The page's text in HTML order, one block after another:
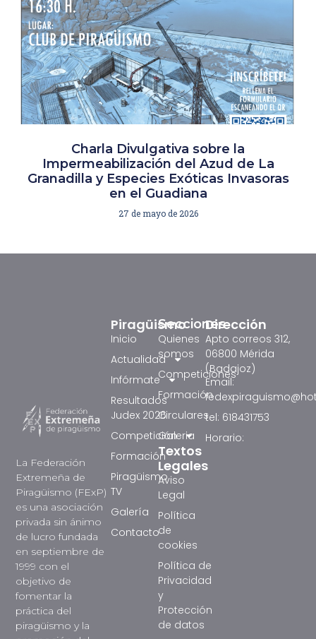
Charla Divulgativa sobre la
Impermeabilización del Azud de La
Granadilla y Especies Exóticas Invasoras
en el Guadiana
27 de mayo de 2026
La Federación
Extremeña de
Piragüismo (FExP)
es una asociación
privada sin ánimo
de lucro fundada
en septiembre de
1999 con el
objetivo de
fomentar la
práctica del
piragüismo y la
Secciones
Quienes
somos
Competiciones
Formación
Circulares
Galeria
Textos
Legales
Aviso
Legal
Política
de
cookies
Política de
Privacidad
y
Protección
de datos
Piragüismo
Inicio
Actualidad
Infórmate
Resultados
Judex 2026
Competición
Formación
Piragüismo
TV
Galería
Contacto
Dirección
Apto correos 312,
06800 Mérida
(Badajoz)
Email:
tel: 618431753
Horario: